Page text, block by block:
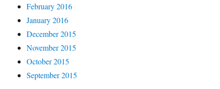
February 2016
January 2016
December 2015
November 2015
October 2015
September 2015